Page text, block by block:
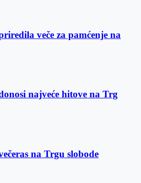
veče za pamćenje na
najveće hitove na Trg
na Trgu slobode